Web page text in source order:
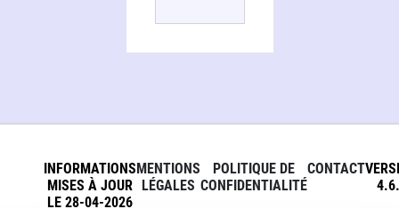
INFORMATIONS
MISES À JOUR
LE 28-04-2026
MENTIONS
LÉGALES
POLITIQUE DE
CONFIDENTIALITÉ
CONTACT